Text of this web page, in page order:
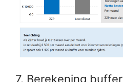
7. Berekening buffer